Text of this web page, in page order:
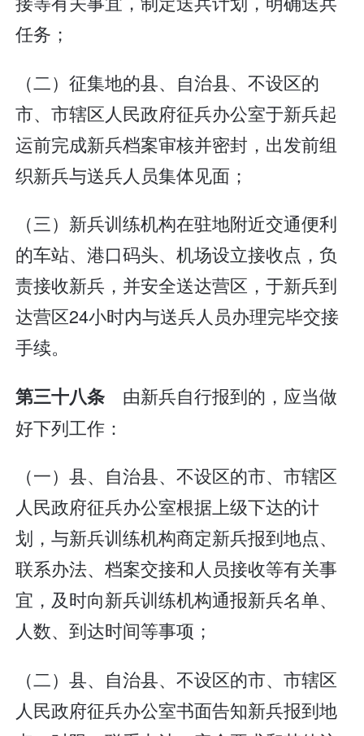
任务；
（二）征集地的县、自治县、不设区的
市、市辖区人民政府征兵办公室于新兵起
运前完成新兵档案审核并密封，出发前组
织新兵与送兵人员集体见面；
（三）新兵训练机构在驻地附近交通便利
的车站、港口码头、机场设立接收点，负
责接收新兵，并安全送达营区，于新兵到
达营区24小时内与送兵人员办理完毕交接
手续。
第三十八条 由新兵自行报到的，应当做
好下列工作：
（一）县、自治县、不设区的市、市辖区
人民政府征兵办公室根据上级下达的计
划，与新兵训练机构商定新兵报到地点、
联系办法、档案交接和人员接收等有关事
宜，及时向新兵训练机构通报新兵名单、
人数、到达时间等事项；
（二）县、自治县、不设区的市、市辖区
人民政府征兵办公室书面告知新兵报到地